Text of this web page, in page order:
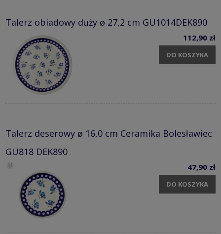
Talerz obiadowy duży ø 27,2 cm GU1014DEK890
112,90 zł
DO KOSZYKA
Talerz deserowy ø 16,0 cm Ceramika Bolesławiec
GU818 DEK890
47,90 zł
DO KOSZYKA